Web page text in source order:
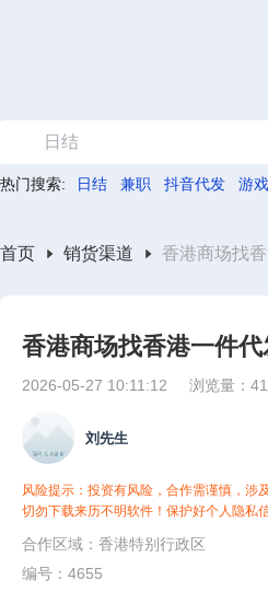
日结
热门搜索: 日结 兼职 抖音代发 游戏
首页 销货渠道 香港商场找
香港商场找香港一件
2026-05-27 10:11:12 浏览量：
刘先生
风险提示：投资有风险，合作需谨慎，涉
切勿下载来历不明软件！保护好个人隐私
合作区域：香港特别行政区
编号：4655